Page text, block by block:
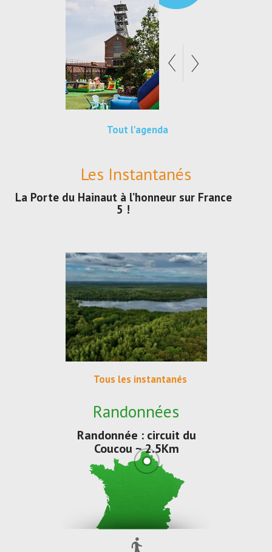
Tout l'agenda
Les Instantanés
La Porte du Hainaut à l’honneur sur France
5 !
Tous les instantanés
Randonnées
Randonnée : circuit du
Coucou ~ 2.5Km